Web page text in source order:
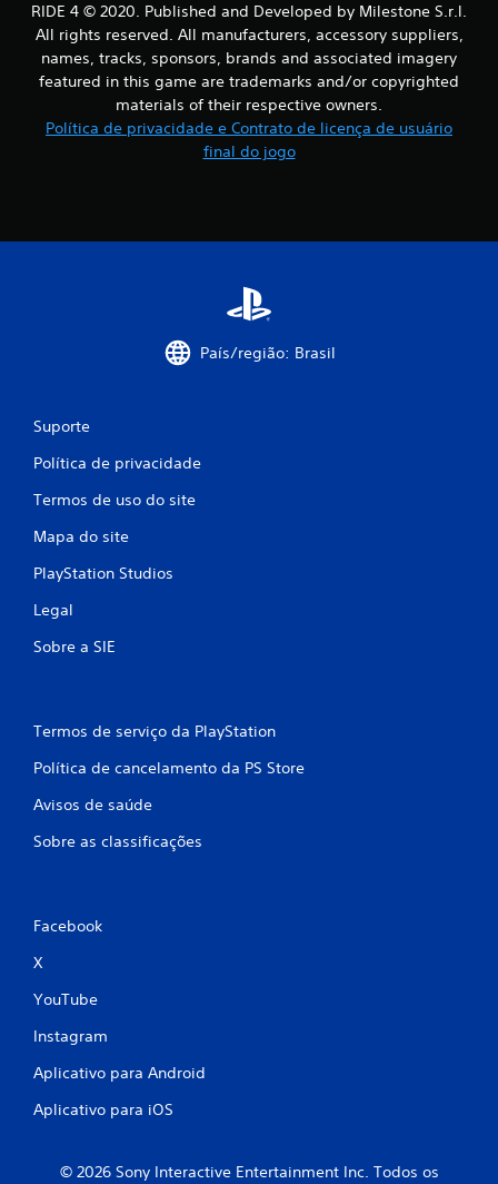
RIDE 4 © 2020. Published and Developed by Milestone S.r.l.
All rights reserved. All manufacturers, accessory suppliers,
names, tracks, sponsors, brands and associated imagery
featured in this game are trademarks and/or copyrighted
materials of their respective owners.
Política de privacidade e Contrato de licença de usuário
final do jogo
País/região: Brasil
Suporte
Política de privacidade
Termos de uso do site
Mapa do site
PlayStation Studios
Legal
Sobre a SIE
Termos de serviço da PlayStation
Política de cancelamento da PS Store
Avisos de saúde
Sobre as classificações
Facebook
X
YouTube
Instagram
Aplicativo para Android
Aplicativo para iOS
© 2026 Sony Interactive Entertainment Inc. Todos os